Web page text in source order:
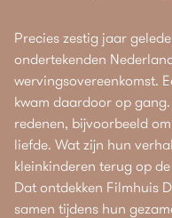
Precies zestig jaar
ondertekenden
wervingsovereenkomst.
kwam daardoor op
redenen, bijvoorbeeld
liefde. Wat zijn hun
kleinkinderen terug op
Dat ontdekken Filmhuis
samen tijdens hun